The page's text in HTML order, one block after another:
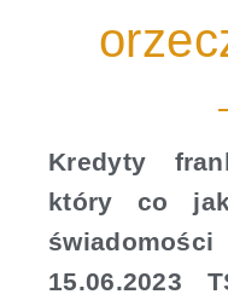
Kredyty
który co
15.06.2023